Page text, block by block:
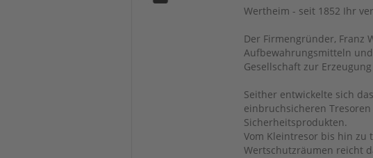
Wertheim - seit 1852 Ihr
Der Firmengründer, Franz
Aufbewahrungsmitteln
Gesellschaft zur
Seither entwickelte sich
einbruchsicheren
Sicherheitsprodukten.
Vom Kleintresor bis hin zu
Wertschutzräumen reicht